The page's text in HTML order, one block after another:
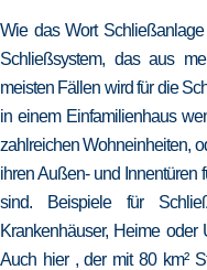
Wie das Wort
Schließsystem, das aus
meisten Fällen wird für die
in einem Einfamilienhaus
zahlreichen Wohneinheiten,
ihren Außen- und Innentüren
sind. Beispiele für
Krankenhäuser, Heime oder
Auch hier , der mit 80 km²